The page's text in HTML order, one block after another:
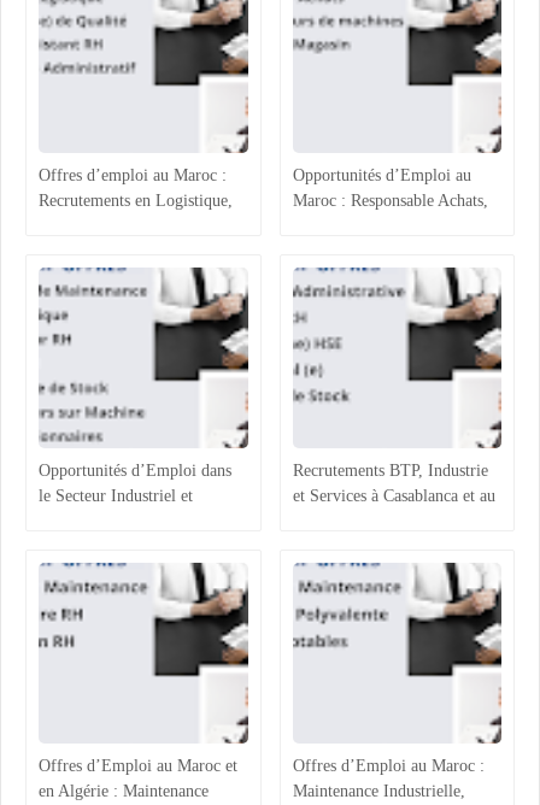
Offres d’emploi au Maroc :
Recrutements en Logistique,
Opportunités d’Emploi au
Maroc : Responsable Achats,
Opportunités d’Emploi dans
le Secteur Industriel et
Casablanca et Hassi Ameur
Recrutements BTP, Industrie
et Services à Casablanca et au
Offres d’Emploi au Maroc et
en Algérie : Maintenance
Offres d’Emploi au Maroc :
Maintenance Industrielle,